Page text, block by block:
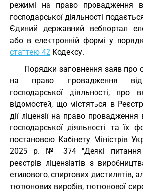
режимі на право провадження
господарської діяльності
Єдиний державний вебпортал
або в електронній формі у
статтею 42 Кодексу.
Порядки заповнення заяв про
на право провадження
господарської діяльності, про
відомостей, що містяться в
дії ліцензії на право провадження
господарської діяльності та їх
постановою Кабінету Міністрів
2025 р. № 374 "Деякі питання
реєстрів ліцензіатів з
етилового, спиртових дистилятів,
тютюнових виробів, тютюнової